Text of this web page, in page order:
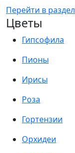
Перейти в раздел
Цветы
Гипсофила
Пионы
Ирисы
Роза
Гортензии
Орхидеи